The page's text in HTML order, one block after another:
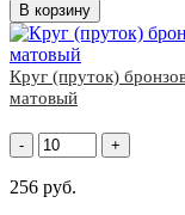
В корзину
Круг (пруток)
матовый
- +
256 руб.